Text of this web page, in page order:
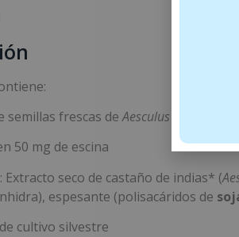
semillas frescas deAesculus
50 mg de escina
Extracto seco de castaño de indias* (
espesante (polisacáridos de
cultivo silvestre